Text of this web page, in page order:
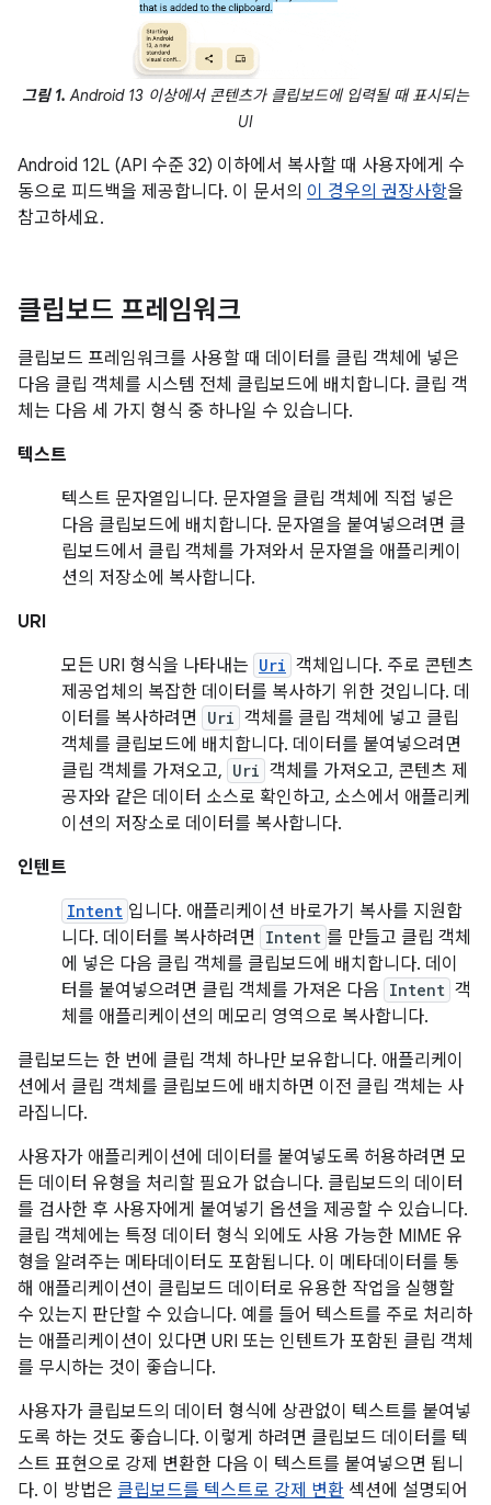
그림 1. Android 13 이상에서 콘텐츠가 클립보드에 입력될 때 표시되는
UI
Android 12L (API 수준 32) 이하에서 복사할 때 사용자에게 수
동으로 피드백을 제공합니다. 이 문서의 이 경우의 권장사항을
참고하세요.
클립보드 프레임워크
클립보드 프레임워크를 사용할 때 데이터를 클립 객체에 넣은
다음 클립 객체를 시스템 전체 클립보드에 배치합니다. 클립 객
체는 다음 세 가지 형식 중 하나일 수 있습니다.
텍스트
텍스트 문자열입니다. 문자열을 클립 객체에 직접 넣은
다음 클립보드에 배치합니다. 문자열을 붙여넣으려면 클
립보드에서 클립 객체를 가져와서 문자열을 애플리케이
션의 저장소에 복사합니다.
URI
모든 URI 형식을 나타내는 Uri 객체입니다. 주로 콘텐츠
제공업체의 복잡한 데이터를 복사하기 위한 것입니다. 데
이터를 복사하려면
Uri 객체를 클립 객체에 넣고 클립
객체를 클립보드에 배치합니다. 데이터를 붙여넣으려면
클립 객체를 가져오고, Uri 객체를 가져오고, 콘텐츠 제
공자와 같은 데이터 소스로 확인하고, 소스에서 애플리케
이션의 저장소로 데이터를 복사합니다.
인텐트
Intent 입니다. 애플리케이션 바로가기 복사를 지원합
니다. 데이터를 복사하려면
Intent 를 만들고 클립 객체
에 넣은 다음 클립 객체를 클립보드에 배치합니다. 데이
터를 붙여넣으려면 클립 객체를 가져온 다음 Intent 객
체를 애플리케이션의 메모리 영역으로 복사합니다.
클립보드는 한 번에 클립 객체 하나만 보유합니다. 애플리케이
션에서 클립 객체를 클립보드에 배치하면 이전 클립 객체는 사
라집니다.
사용자가 애플리케이션에 데이터를 붙여넣도록 허용하려면 모
든 데이터 유형을 처리할 필요가 없습니다. 클립보드의 데이터
를 검사한 후 사용자에게 붙여넣기 옵션을 제공할 수 있습니다.
클립 객체에는 특정 데이터 형식 외에도 사용 가능한 MIME 유
형을 알려주는 메타데이터도 포함됩니다. 이 메타데이터를 통
해 애플리케이션이 클립보드 데이터로 유용한 작업을 실행할
수 있는지 판단할 수 있습니다. 예를 들어 텍스트를 주로 처리하
는 애플리케이션이 있다면 URI 또는 인텐트가 포함된 클립 객체
를 무시하는 것이 좋습니다.
사용자가 클립보드의 데이터 형식에 상관없이 텍스트를 붙여넣
도록 하는 것도 좋습니다. 이렇게 하려면 클립보드 데이터를 텍
스트 표현으로 강제 변환한 다음 이 텍스트를 붙여넣으면 됩니
다. 이 방법은 클립보드를 텍스트로 강제 변환 섹션에 설명되어